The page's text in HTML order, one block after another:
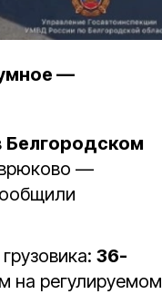
—
Белгородском
—
36-
на регулируемом